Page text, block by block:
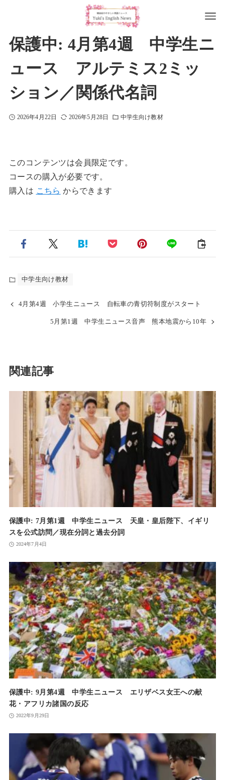
保護中: 4月第4週 中学生ニ
ュース アルテミス2ミッ
ション／関係代名詞
2026年4月22日 2026年5月28日 中学生向け教材
このコンテンツは会員限定です。
コースの購入が必要です。
購入は こちら からできます
中学生向け教材
4月第4週 小学生ニュース 自転車の青切符制度がスタート
5月第1週 中学生ニュース音声 熊本地震から10年
関連記事
保護中: 7月第1週 中学生ニュース 天皇・皇后陛下、イギリ
スを公式訪問／現在分詞と過去分詞
2024年7月4日
保護中: 9月第4週 中学生ニュース エリザベス女王への献
花・アフリカ諸国の反応
2022年9月29日